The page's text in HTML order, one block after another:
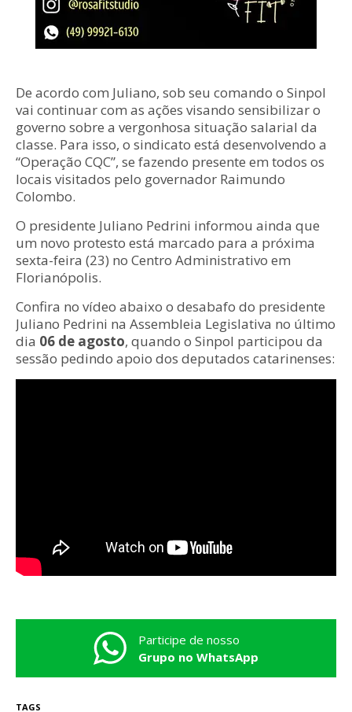
De acordo com Juliano, sob seu comando o Sinpol
vai continuar com as ações visando sensibilizar o
governo sobre a vergonhosa situação salarial da
classe. Para isso, o sindicato está desenvolvendo a
“Operação CQC”, se fazendo presente em todos os
locais visitados pelo governador Raimundo
Colombo.
O presidente Juliano Pedrini informou ainda que
um novo protesto está marcado para a próxima
sexta-feira (23) no Centro Administrativo em
Florianópolis.
Confira no vídeo abaixo o desabafo do presidente
Juliano Pedrini na Assembleia Legislativa no último
dia 06 de agosto, quando o Sinpol participou da
sessão pedindo apoio dos deputados catarinenses:
Participe de nosso
Grupo no WhatsApp
TAGS